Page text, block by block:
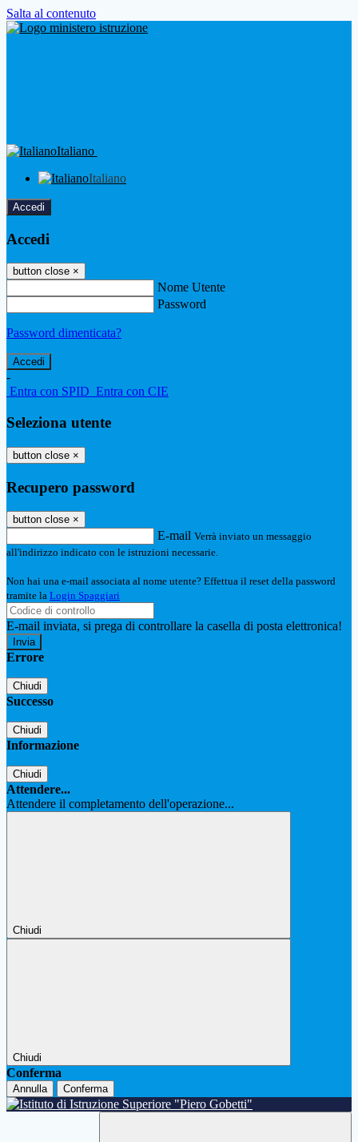
Salta al contenuto
Italiano
Italiano
Accedi
Accedi
button close ×
Nome Utente
Password
Password dimenticata?
-
Entra con SPID Entra con CIE
Seleziona utente
button close ×
Recupero password
button close ×
E-mail Verrà inviato un messaggio
all'indirizzo indicato con le istruzioni necessarie.
Non hai una e-mail associata al nome utente? Effettua il reset della password
tramite la Login Spaggiari
E-mail inviata, si prega di controllare la casella di posta elettronica!
Errore
Chiudi
Successo
Chiudi
Informazione
Chiudi
Attendere...
Attendere il completamento dell'operazione...
Chiudi
Chiudi
Conferma
Annulla Conferma